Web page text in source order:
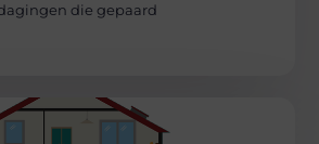
die gepaard